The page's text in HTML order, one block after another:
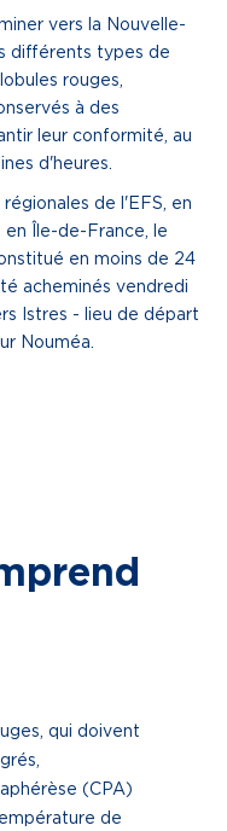
vers la Nouvelle-
différents types de
rouges,
à des
leur conformité, au
d'heures.
de l'EFS, en
Île-de-France, le
en moins de 24
acheminés vendredi
Istres - lieu de départ
Nouméa.
qui doivent
(CPA)
de